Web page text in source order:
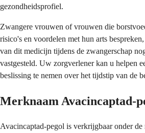
gezondheidsprofiel.
Zwangere vrouwen of vrouwen die
risico's en voordelen met hun arts
van dit medicijn tijdens de zwangerschap
vastgesteld. Uw zorgverlener kan u helpen
beslissing te nemen over het tijdstip van de
Merknaam Avacincaptad-
Avacincaptad-pegol is verkrijgbaar onder